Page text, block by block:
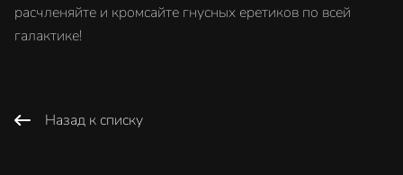
расчленяйте и кромсайте гнусных еретиков по всей
галактике!
Назад к списку